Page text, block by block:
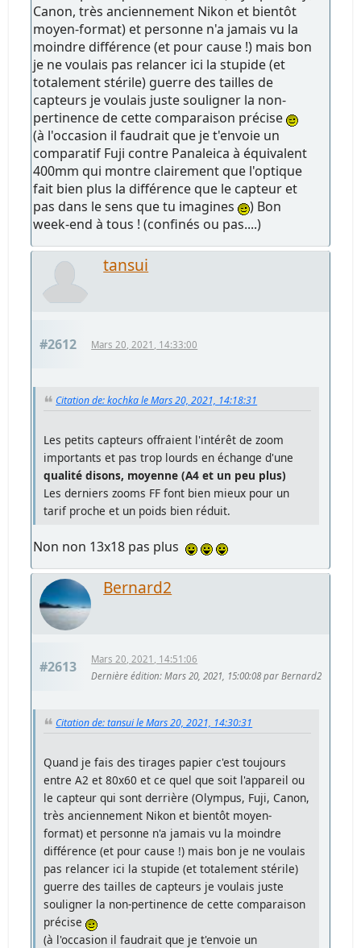
Canon, très anciennement Nikon et bientôt
moyen-format) et personne n'a jamais vu la
moindre différence (et pour cause !) mais bon
je ne voulais pas relancer ici la stupide (et
totalement stérile) guerre des tailles de
capteurs je voulais juste souligner la non-
pertinence de cette comparaison précise
(à l'occasion il faudrait que je t'envoie un
comparatif Fuji contre Panaleica à équivalent
400mm qui montre clairement que l'optique
fait bien plus la différence que le capteur et
pas dans le sens que tu imagines
) Bon
week-end à tous ! (confinés ou pas....)
tansui
#2612 Mars 20, 2021, 14:33:00
Citation de: kochka le Mars 20, 2021, 14:18:31
Les petits capteurs offraient l'intérêt de zoom
importants et pas trop lourds en échange d'une
qualité disons, moyenne (A4 et un peu plus)
Les derniers zooms FF font bien mieux pour un
tarif proche et un poids bien réduit.
Non non 13x18 pas plus
Bernard2
#2613
Mars 20, 2021, 14:51:06
Dernière édition: Mars 20, 2021, 15:00:08 par Bernard2
Citation de: tansui le Mars 20, 2021, 14:30:31
Quand je fais des tirages papier c'est toujours
entre A2 et 80x60 et ce quel que soit l'appareil ou
le capteur qui sont derrière (Olympus, Fuji, Canon,
très anciennement Nikon et bientôt moyen-
format) et personne n'a jamais vu la moindre
différence (et pour cause !) mais bon je ne voulais
pas relancer ici la stupide (et totalement stérile)
guerre des tailles de capteurs je voulais juste
souligner la non-pertinence de cette comparaison
précise
(à l'occasion il faudrait que je t'envoie un